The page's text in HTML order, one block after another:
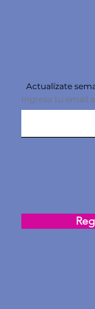
Actualízate
Ingresa tu email